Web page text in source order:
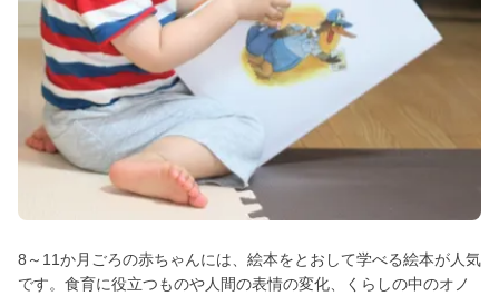
8～11か月ごろの赤ちゃんには、絵本をとおして学べる絵本が人気
です。食育に役立つものや人間の表情の変化、くらしの中のオノ